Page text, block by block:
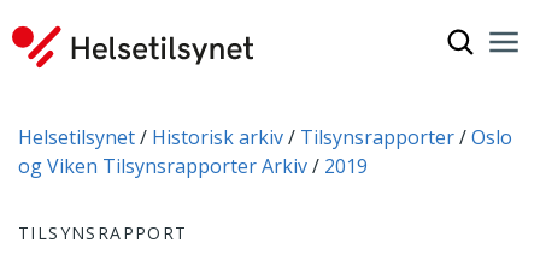
Du er her:
Helsetilsynet Historisk arkiv Tilsynsrapporter
Oslo
og Viken Tilsynsrapporter Arkiv
2019
TILSYNSRAPPORT